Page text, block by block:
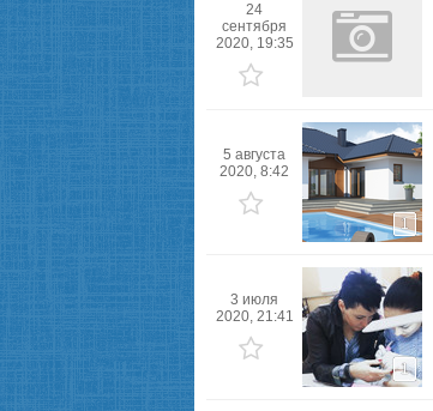
24
сентября
2020, 19:35
5 августа
2020, 8:42
1
3 июля
2020, 21:41
1